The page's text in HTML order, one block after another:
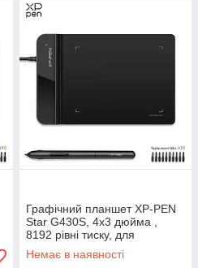
Графічний планшет XP-PEN
Star G430S, 4x3 дюйма ,
8192 рівні тиску, для
малювання, роздільна
здатність 5080 lpi
Немає в наявності